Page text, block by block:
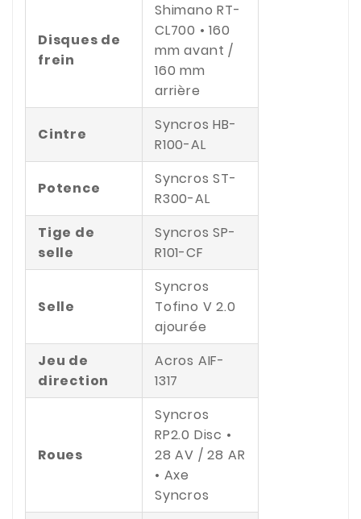
Disques de
frein
Shimano RT-
CL700 • 160
mm avant /
160 mm
arrière
Cintre
Syncros HB-
R100-AL
Potence
Syncros ST-
R300-AL
Tige de
selle
Syncros SP-
R101-CF
Selle
Syncros
Tofino V 2.0
ajourée
Jeu de
direction
Acros AIF-
1317
Roues
Syncros
RP2.0 Disc •
28 AV / 28 AR
• Axe
Syncros